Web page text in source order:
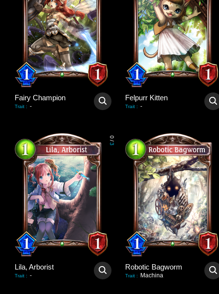
Fairy Champion
Trait : -
Felpurr Kitten
Trait : -
0
/
3
Lila, Arborist
Trait : -
Robotic Bagworm
Trait : Machina